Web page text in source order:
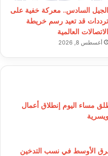
الجيل السادس.. معركة خفية على
ترددات قد تعيد رسم خريطة
الاتصالات العالمية
أغسطس 8, 2026
مساء اليوم إنطلاق أعمال
الأوسط في نسب التدخين